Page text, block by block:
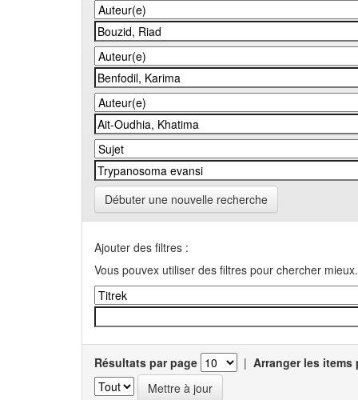
Débuter une nouvelle recherche
Ajouter des filtres :
Vous pouvex utiliser des filtres pour chercher mieux.
Résultats par page | Arranger les items